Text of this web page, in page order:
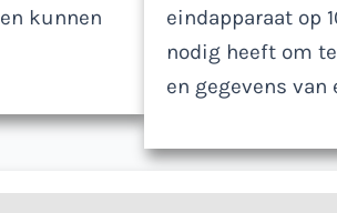
kunnen
eindapparaat op
nodig heeft om
en gegevens van